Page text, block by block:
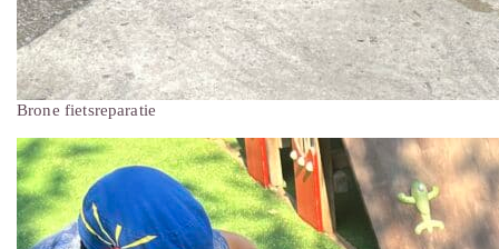
Brone fietsreparatie